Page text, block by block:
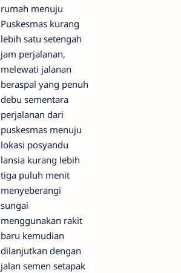
rumah menuju
Puskesmas kurang
lebih satu setengah
jam perjalanan,
melewati jalanan
beraspal yang penuh
debu sementara
perjalanan dari
puskesmas menuju
lokasi posyandu
lansia kurang lebih
tiga puluh menit
menyeberangi
sungai
menggunakan rakit
baru kemudian
dilanjutkan dengan
jalan semen setapak